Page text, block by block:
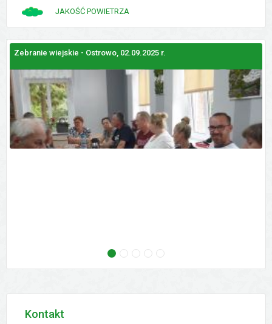
JAKOŚĆ POWIETRZA
GALERIE
ZDJĘĆ
następne - Zebranie wiejskie - Ostrowo,
następne - Zebranie wiejskie - Orłowo,
następne - Zebranie wiejskie -
następne - XVI Sesja Rady
Zebranie wiejskie - Ostrowo, 02.09.2025 r.
Kontakt